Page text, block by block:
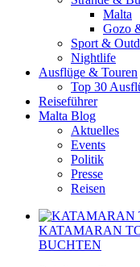
Malta
Gozo
Sport &
Nightlife
Ausflüge & Touren
Top 30
Reiseführer
Malta Blog
Aktuelles
Events
Politik
Presse
Reisen
KATAMARAN
BUCHTEN